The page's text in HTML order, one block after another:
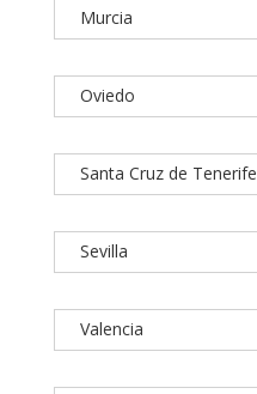
Murcia
Oviedo
Santa Cruz de Tenerife
Sevilla
Valencia